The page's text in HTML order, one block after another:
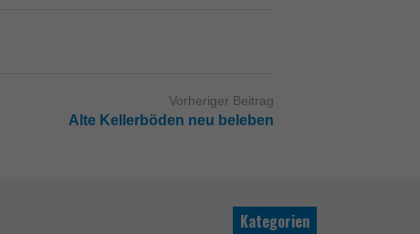
Vorheriger Beitrag
Alte Kellerböden neu beleben
Kategorien